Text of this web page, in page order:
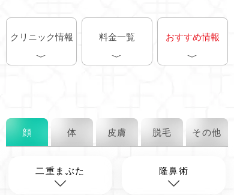
クリニック情報 料金一覧 おすすめ情報
顔 体 皮膚 脱毛 その他
二重まぶた 隆鼻術